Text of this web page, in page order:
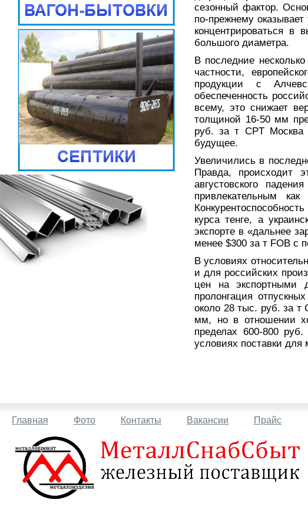
сезонный фактор.
по-прежнему
концентрироваться в
большого диаметра.
В последние
частности,
продукции с
обеспеченность
всему, это снижает
толщиной 16-50 мм
руб. за т CPT
будущее.
Увеличились в
Правда, происходит
августовского
привлекательным
курса тенге, а
экспорте в «дальнее
менее $300 за т FOB с
В условиях
и для российских
цен на экспортными
пролонгация
около 28 тыс. руб. за
мм, но в отношении
пределах 600-800
условиях поставки
Главная Фото Контакты Вакансии Прайс